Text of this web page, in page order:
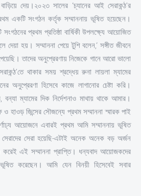
দেয়।২০২৩ সালের ‘চ্যানের আই সেরাকন্ঠ’র
একটি সংগঠন কর্তৃক সম্মাননায় ভূষিত হয়েছেন।
প্রথম প্রতিষ্ঠা বার্ষিকী উপলক্ষ্যে আয়োজিত
দেয়া হয়। সম্মাননা পেয়ে টুশি বলেন,‘ সঙ্গীত জীবনে
তাদের অনুপ্রেরণায় নিজেকে গানে আরো ভালো
থাকার সময় শ্রদ্ধেয় রুনা লায়লা ম্যামের
অনুপ্রেরণা হিসেবে কাজে লাগানোর চেষ্টা করি।
বন্যা ম্যামের দিক নির্দেশনাও মাথায় থাকে আমার।
ও হাওড় জিন্সের সৌজন্যে প্রথম সম্মাননা স্মারক পাই
আয়োজনে এবারই প্রথম আমি সম্মাননায় ভূষিত
সেরাদের সেরা হয়েছি-এটাই অনেক অনেক বড় অর্জন
এই সম্মাননা প্রাপ্তি। ধন্যবাদ আয়োজকদের
করেছেন। আমি যেন বিনয়ী হিসেবেই সবার